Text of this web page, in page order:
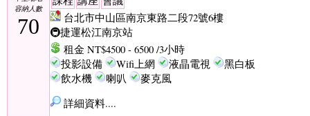
容納人數
70
台北市中山區南京東路二段72號6樓
🚇捷運松江南京站
租金 NT$4500 - 6500 /3小時
投影設備
Wifi上網 液晶電視
黑白板
飲水機
喇叭
麥克風
詳細資料....